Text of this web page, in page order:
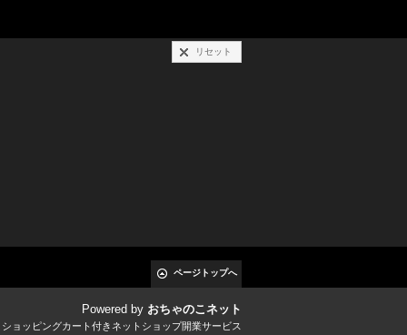
リセット
ページトップへ
Powered by おちゃのこネット
ョッピングカート付きネットショップ開業サービス